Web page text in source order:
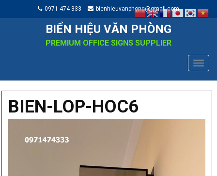
0971 474 333 bienhieuvanphong@gmail.com
BIỂN HIỆU VĂN PHÒNG
PREMIUM OFFICE SIGNS SUPPLIER
BIEN-LOP-HOC6